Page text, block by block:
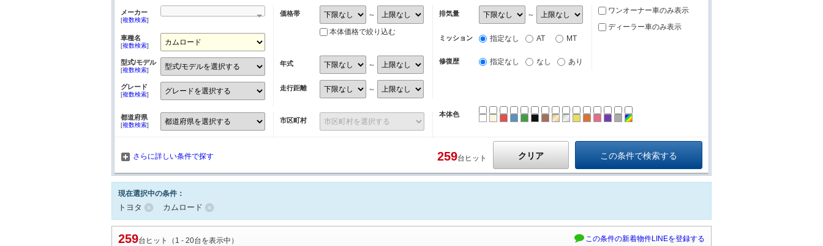
メーカー
[複数検索]
車種名
[複数検索]
型式/モデル
[複数検索]
グレード
[複数検索]
価格帯 ～
本体価格で絞り込む
年式 ～
走行距離 ～
排気量 ～
ミッション 指定なし AT MT
修復歴 指定なし なし あり
ワンオーナー車のみ表示
ディーラー車のみ表示
都道府県
[複数検索]
市区町村
本体色
レッドブルーグリーン
ブラック
ブラウンゴールド パープル
グレー
さらに詳しい条件で探す クリア
259台ヒット
現在選択中の条件：
トヨタ カムロード
259台ヒット（1 - 20台を表示中） この条件の新着物件LINEを登録する